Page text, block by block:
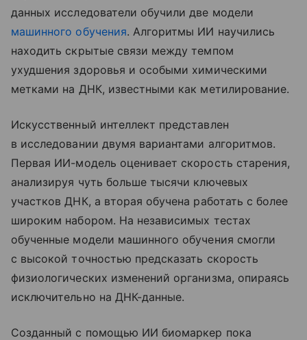
данных исследователи обучили две модели
машинного обучения. Алгоритмы ИИ научились
находить скрытые связи между темпом
ухудшения здоровья и особыми химическими
метками на ДНК, известными как метилирование.
Искусственный интеллект представлен
в исследовании двумя вариантами алгоритмов.
Первая ИИ-модель оценивает скорость старения,
анализируя чуть больше тысячи ключевых
участков ДНК, а вторая обучена работать с более
широким набором. На независимых тестах
обученные модели машинного обучения смогли
с высокой точностью предсказать скорость
физиологических изменений организма, опираясь
исключительно на ДНК-данные.
Созданный с помощью ИИ биомаркер пока